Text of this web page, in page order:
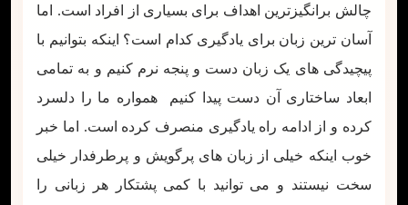
چالش برانگیزترین اهداف برای بسیاری از افراد است. اما
آسان ترین زبان برای یادگیری کدام است؟ اینکه بتوانیم با
پیچیدگی های یک زبان دست و پنجه نرم کنیم و به تمامی
ابعاد ساختاری آن دست پیدا کنیم همواره ما را دلسرد
کرده و از ادامه راه یادگیری منصرف کرده است. اما خبر
خوب اینکه خیلی از زبان های پرگویش و پرطرفدار خیلی
سخت نیستند و می توانید با کمی پشتکار هر زبانی را